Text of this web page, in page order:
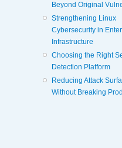
Beyond Original
Strengthening Linux
Cybersecurity in
Infrastructure
Choosing the Right
Detection Platform
Reducing Attack
Without Breaking